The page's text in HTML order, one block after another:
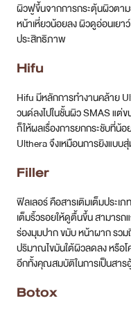
ผิวฟูขึ้นจากการกระตุ้นผิวตาม
หน้าเหี่ยวน้อยลง ผิวดูอ่อนเยา
ประสิทธิภาพ
Hifu
Hifu มีหลักการทำงานคล้าย
วนด์ลงไปในชั้นผิว SMAS แต่
ก็ให้ผลเรื่องการยกกระชับที่น้
Ulthera จึงเหมือนการยิงแบบ
Filler
ฟิลเลอร์ คือสารเติมเต็มประเภ
เต็มริ้วรอยให้ดูตื้นขึ้น สามาร
ร่องมุมปาก ขมับ หน้าผาก รว
ปริมาณไขมันใต้ผิวลดลง หรือ
อีกทั้งคุณสมบัติในการเป็นสา
Botox